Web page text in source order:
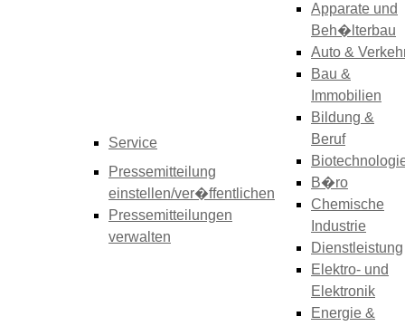
Service
Pressemitteilung
einstellen/ver�ffentlichen
Pressemitteilungen
verwalten
Apparate und
Beh�lterbau
Auto &
Bau &
Immobilien
Bildung &
Beruf
B�ro
Chemische
Industrie
Dienstleistung
Elektro- und
Elektronik
Energie &